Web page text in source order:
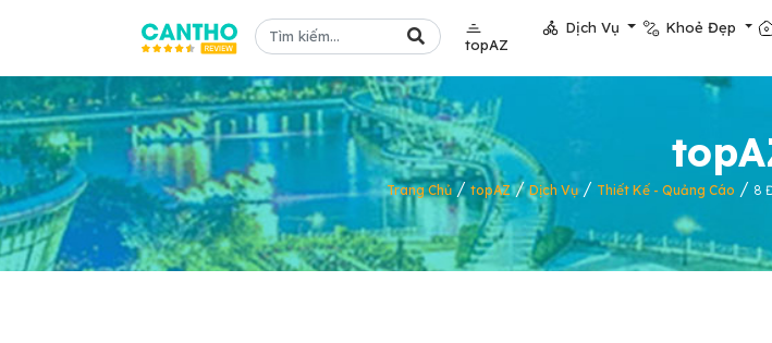
topAZ
Dịch Vụ Khoẻ Đẹp
Trang Chủ/ topAZ/Dịch Vụ/ Thiết Kế - Quảng Cáo / 8